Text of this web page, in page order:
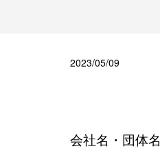
2023/05/09
会社名・団体名